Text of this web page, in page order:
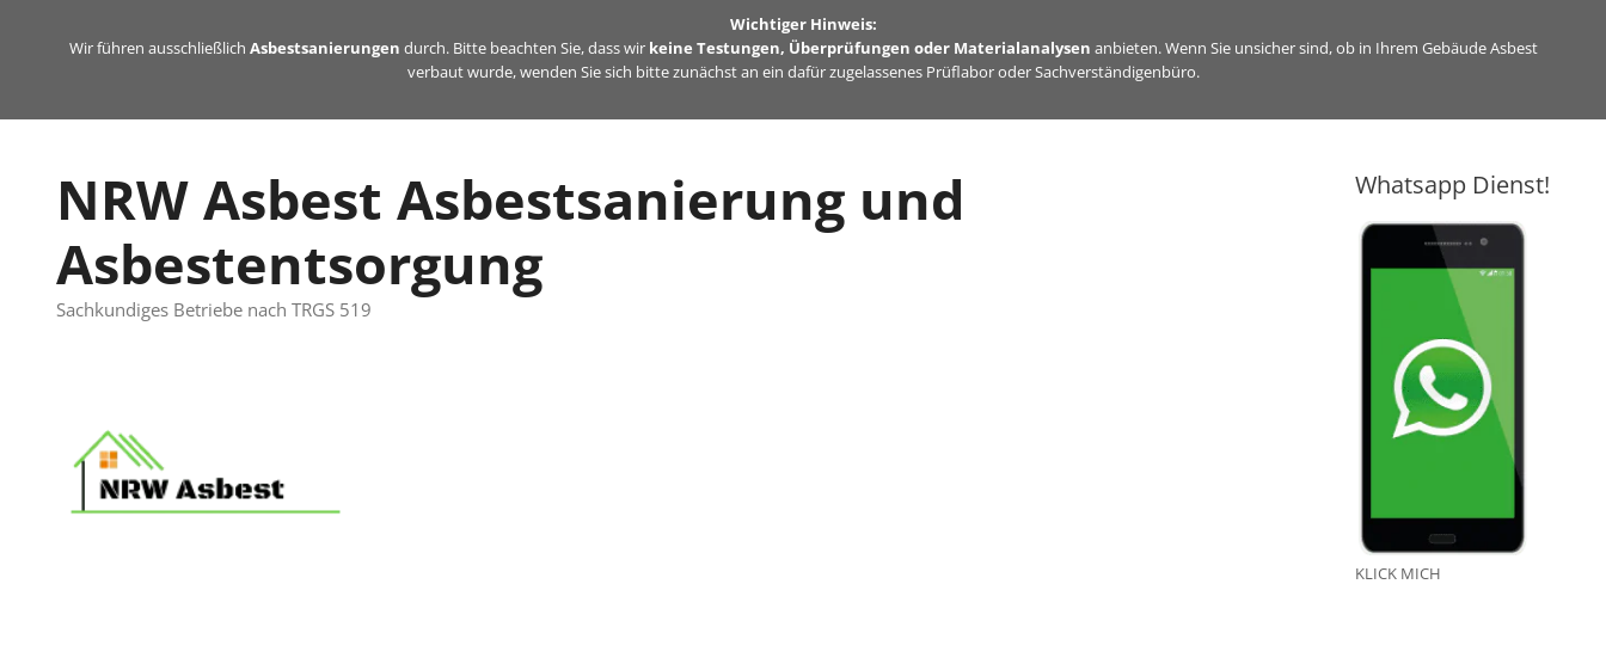
Wichtiger Hinweis:
Wir führen ausschließlich Asbestsanierungen durch. Bitte beachten Sie, dass wir keine Testungen, Überprüfungen oder Materialanalysen anbieten. Wenn Sie unsicher sind, ob in Ihrem Gebäude Asbest
verbaut wurde, wenden Sie sich bitte zunächst an ein dafür zugelassenes Prüflabor oder Sachverständigenbüro.
Whatsapp Dienst!
KLICK MICH
NRW Asbest Asbestsanierung und
Asbestentsorgung
Sachkundiges Betriebe nach TRGS 519